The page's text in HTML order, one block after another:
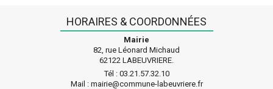
HORAIRES & COORDONNÉES
Mairie
82, rue Léonard Michaud
62122 LABEUVRIERE.
Tél : 03.21.57.32.10
Mail : mairie@commune-labeuvriere.fr